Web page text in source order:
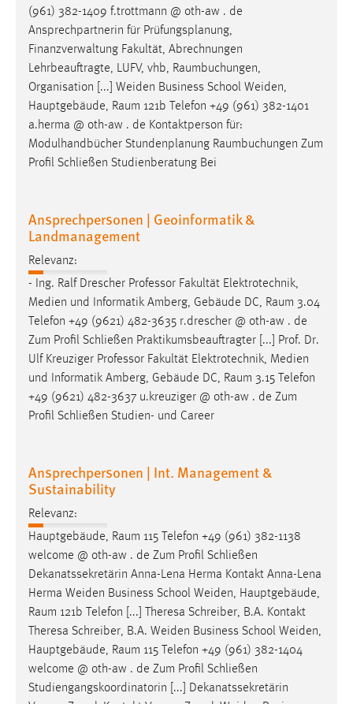
(961) 382-1409 f.trottmann @ oth-aw . de
Ansprechpartnerin für Prüfungsplanung,
Finanzverwaltung Fakultät, Abrechnungen
Lehrbeauftragte, LUFV, vhb, Raumbuchungen,
Organisation [...] Weiden Business School Weiden,
Hauptgebäude, Raum 121b Telefon +49 (961) 382-1401
a.herma @ oth-aw . de Kontaktperson für:
Modulhandbücher Stundenplanung Raumbuchungen Zum
Profil Schließen Studienberatung Bei
Ansprechpersonen | Geoinformatik &
Landmanagement
Relevanz:
- Ing. Ralf Drescher Professor Fakultät Elektrotechnik,
Medien und Informatik Amberg, Gebäude DC, Raum 3.04
Telefon +49 (9621) 482-3635 r.drescher @ oth-aw . de
Zum Profil Schließen Praktikumsbeauftragter [...] Prof. Dr.
Ulf Kreuziger Professor Fakultät Elektrotechnik, Medien
und Informatik Amberg, Gebäude DC, Raum 3.15 Telefon
+49 (9621) 482-3637 u.kreuziger @ oth-aw . de Zum
Profil Schließen Studien- und Career
Ansprechpersonen | Int. Management &
Sustainability
Relevanz:
Hauptgebäude, Raum 115 Telefon +49 (961) 382-1138
welcome @ oth-aw . de Zum Profil Schließen
Dekanatssekretärin Anna-Lena Herma Kontakt Anna-Lena
Herma Weiden Business School Weiden, Hauptgebäude,
Raum 121b Telefon [...] Theresa Schreiber, B.A. Kontakt
Theresa Schreiber, B.A. Weiden Business School Weiden,
Hauptgebäude, Raum 115 Telefon +49 (961) 382-1404
welcome @ oth-aw . de Zum Profil Schließen
Studiengangskoordinatorin [...] Dekanatssekretärin
Zweck:
Dieser Cookie ist notwendig um sich an der Website
einloggen zu können.
Cookie Laufzeit:
24 Stunden
STATISTIK
unsere Besucher unsere Website nutzen.
Matomo
Name:
_pk_ref, _pk_cvar, _pk_id, _pk_ses
Zweck:
Cookie Laufzeit:
Max. 13 Monate
MARKETING
Marketing Cookies werden von Drittanbietern
Sie tun dies, indem sie Besucher über Websites
hinweg verfolgen.
Google Ads
Name:
_gcl_au
Anbieter:
Google Ireland Limited